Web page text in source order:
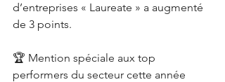
d’entreprises « Laureate » a augmenté
de 3 points.
🏆 Mention spéciale aux top
performers du secteur cette année